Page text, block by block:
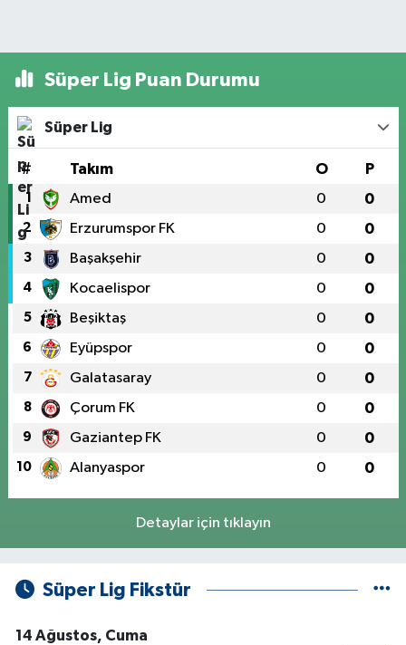
Süper Lig Puan Durumu
Süper Lig
# Takım O P
1 Amed 0 0
2 Erzurumspor FK 0 0
3 Başakşehir 0 0
4 Kocaelispor 0 0
5 Beşiktaş 0 0
6 Eyüpspor 0 0
7 Galatasaray 0 0
8 Çorum FK 0 0
9 Gaziantep FK 0 0
10 Alanyaspor 0 0
Detaylar için tıklayın
Süper Lig Fikstür
14 Ağustos, Cuma